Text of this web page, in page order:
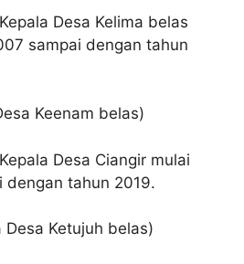
Desa Kelima belas
sampai dengan tahun
Keenam belas)
Desa Ciangir mulai
dengan tahun 2019.
Desa Ketujuh belas)